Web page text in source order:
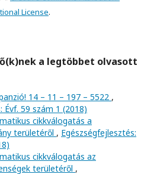
License.
a legtöbbet olvasott
14 – 11 – 197 – 5522 ,
Évf. 59 szám 1 (2018)
cikkválogatás a
területéről , Egészségfejlesztés:
cikkválogatás az
területéről ,